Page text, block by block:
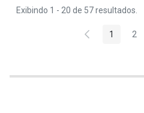
Exibindo 1 - 20 de 57 resultados.
Página
1 2